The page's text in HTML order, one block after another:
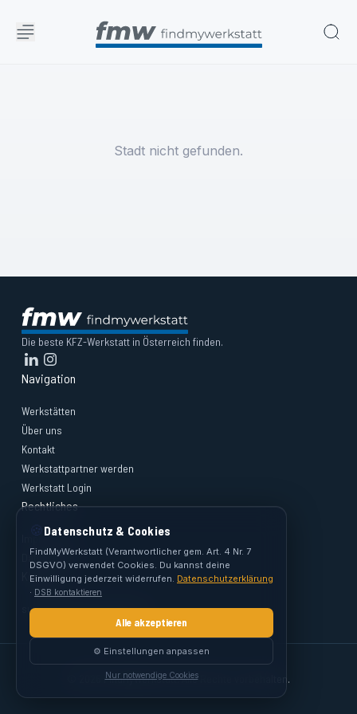
Stadt nicht gefunden.
Die beste KFZ-Werkstatt in Österreich finden.
Navigation
Werkstätten
Über uns
Kontakt
Werkstattpartner werden
Werkstatt Login
Rechtliches
Impressum
Datenschutz
Kontakt
support@findmywerkstatt.at
© 2026 FindMyWerkstatt. Alle Rechte vorbehalten.
🍪 Datenschutz & Cookies
FindMyWerkstatt (Verantwortlicher gem. Art. 4 Nr. 7
DSGVO) verwendet Cookies. Du kannst deine
Einwilligung jederzeit widerrufen. Datenschutzerklärung
· DSB kontaktieren
Alle akzeptieren
⚙️ Einstellungen anpassen
Nur notwendige Cookies